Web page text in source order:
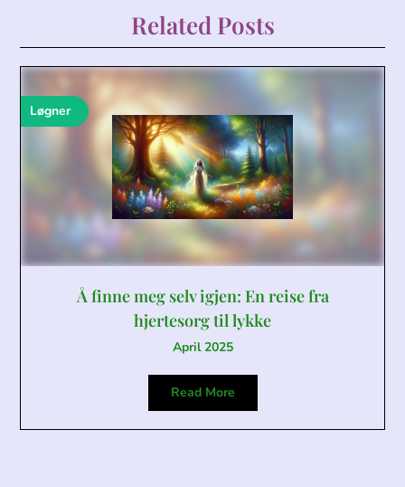
Related Posts
Løgner
Å finne meg selv igjen: En reise fra
hjertesorg til lykke
April 2025
Read More